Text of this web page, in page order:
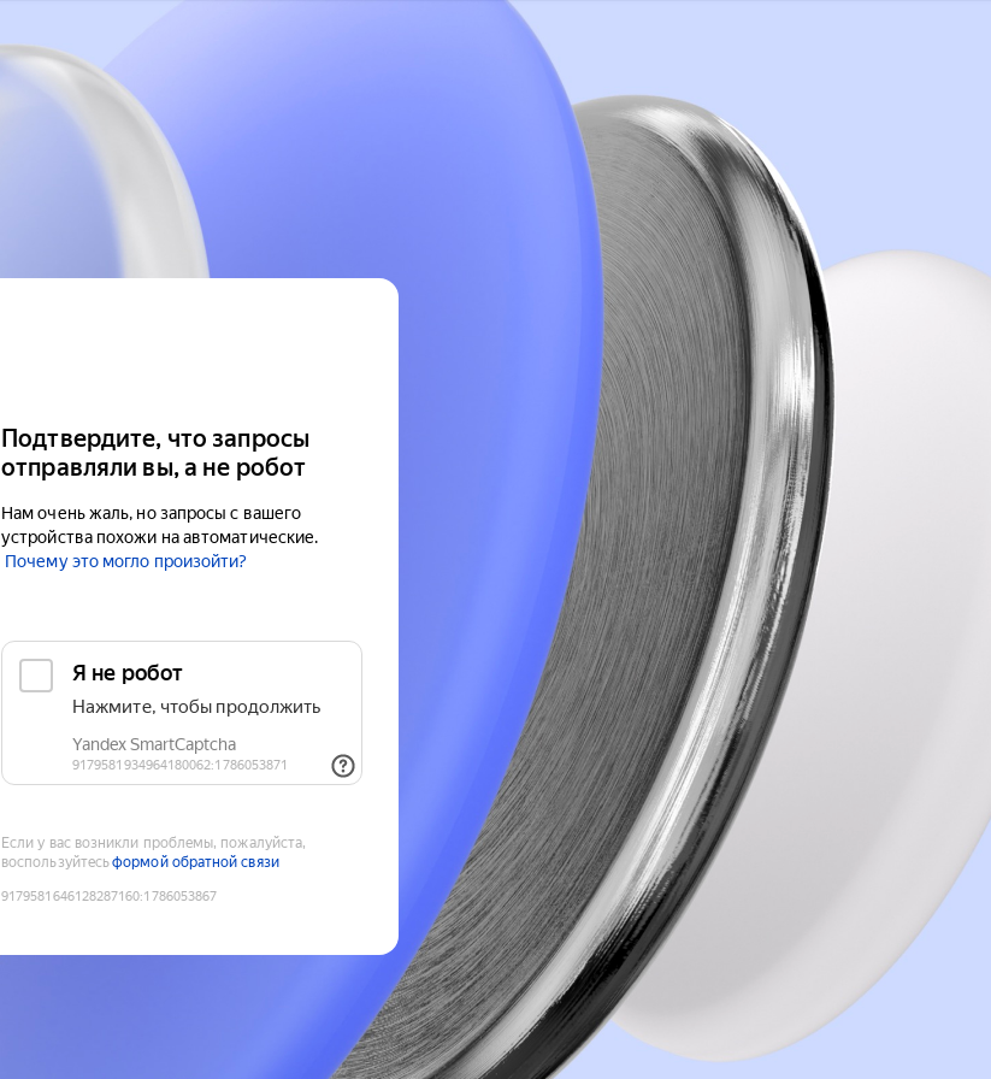
Подтвердите, что запросы
отправляли вы, а не робот
Нам очень жаль, но запросы с вашего
устройства похожи на автоматические.
Почему это могло произойти?
Если у вас возникли проблемы, пожалуйста,
воспользуйтесьформой обратной связи
9179581646128287160:1786053867